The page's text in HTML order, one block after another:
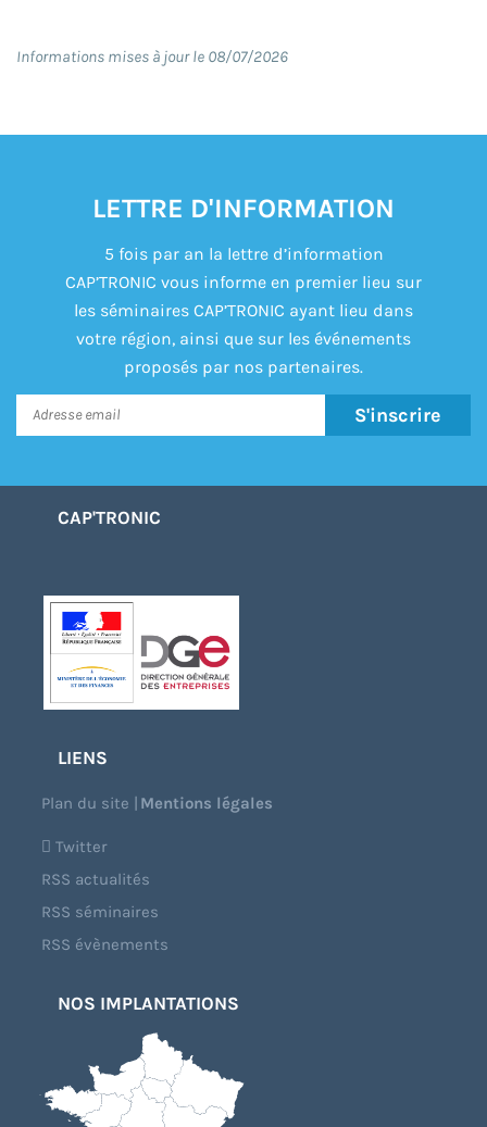
Informations mises à jour le 08/07/2026
LETTRE D'INFORMATION
5 fois par an la lettre d’information
CAP’TRONIC vous informe en premier lieu sur
les séminaires CAP’TRONIC ayant lieu dans
votre région, ainsi que sur les événements
proposés par nos partenaires.
S'inscrire
CAP'TRONIC
LIENS
Plan du site |Mentions légales
Twitter
RSS actualités
RSS séminaires
RSS évènements
NOS IMPLANTATIONS